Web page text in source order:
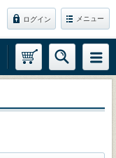
ログイン メニュー